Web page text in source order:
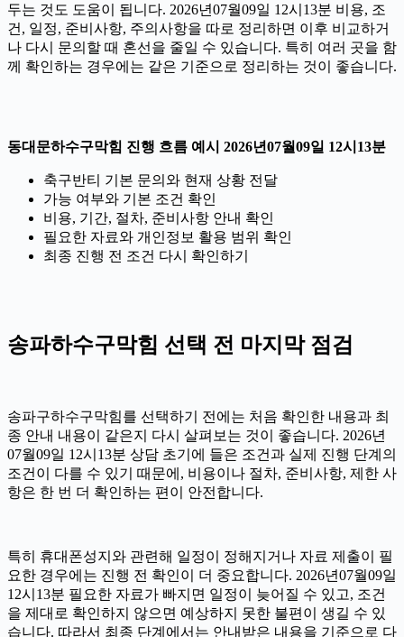
두는 것도 도움이 됩니다. 2026년07월09일 12시13분 비용, 조
건, 일정, 준비사항, 주의사항을 따로 정리하면 이후 비교하거
나 다시 문의할 때 혼선을 줄일 수 있습니다. 특히 여러 곳을 함
께 확인하는 경우에는 같은 기준으로 정리하는 것이 좋습니다.
동대문하수구막힘 진행 흐름 예시 2026년07월09일 12시13분
축구반티 기본 문의와 현재 상황 전달
가능 여부와 기본 조건 확인
비용, 기간, 절차, 준비사항 안내 확인
필요한 자료와 개인정보 활용 범위 확인
최종 진행 전 조건 다시 확인하기
송파하수구막힘 선택 전 마지막 점검
송파구하수구막힘를 선택하기 전에는 처음 확인한 내용과 최
종 안내 내용이 같은지 다시 살펴보는 것이 좋습니다. 2026년
07월09일 12시13분 상담 초기에 들은 조건과 실제 진행 단계의
조건이 다를 수 있기 때문에, 비용이나 절차, 준비사항, 제한 사
항은 한 번 더 확인하는 편이 안전합니다.
특히 휴대폰성지와 관련해 일정이 정해지거나 자료 제출이 필
요한 경우에는 진행 전 확인이 더 중요합니다. 2026년07월09일
12시13분 필요한 자료가 빠지면 일정이 늦어질 수 있고, 조건
을 제대로 확인하지 않으면 예상하지 못한 불편이 생길 수 있
습니다. 따라서 최종 단계에서는 안내받은 내용을 기준으로 다